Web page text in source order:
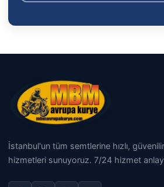
İstanbul'un tüm semtlerine hızlı,
hizmetleri sunuyoruz. 7/24 hizmet